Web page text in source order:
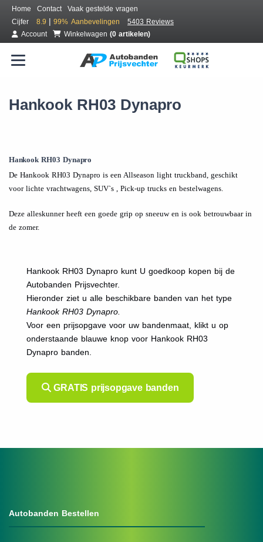
Home Contact
Vaak gestelde vragen
Cijfer
8.9 | 99% Aanbevelingen
5403 Reviews
Account
Winkelwagen (0 artikelen)
Hankook RH03 Dynapro
Hankook RH03 Dynapro
De Hankook RH03 Dynapro is een Allseason light truckband, geschikt
voor lichte vrachtwagens, SUV`s , Pick-up trucks en bestelwagens.
Deze alleskunner heeft een goede grip op sneeuw en is ook betrouwbaar in
de zomer.
Hankook RH03 Dynapro kunt U goedkoop kopen bij de
Autobanden Prijsvechter.
Hieronder ziet u alle beschikbare banden van het type
Hankook RH03 Dynapro.
Voor een prijsopgave voor uw bandenmaat, klikt u op
onderstaande blauwe knop voor Hankook RH03
Dynapro banden.
GRATIS prijsopgave banden
Autobanden Bestellen